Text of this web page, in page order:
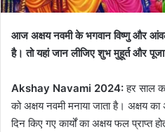
आज अक्षय नवमी के भगवान विष्णु और
है। तो यहां जान लीजिए शुभ मुहूर्त और
Akshay Navami 2024:हर साल
को अक्षय नवमी मनाया जाता है। अक्षय
दिन किए गए कार्यों का अक्षय फल प्राप्त